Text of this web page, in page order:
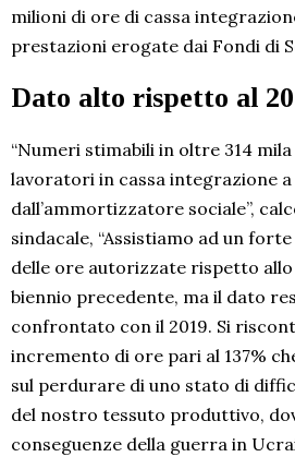
milioni di ore di cassa
prestazioni erogate dai Fondi di
Dato alto rispetto al
“Numeri stimabili in oltre 314
lavoratori in cassa integrazione
dall’ammortizzatore sociale”,
sindacale, “Assistiamo ad un
delle ore autorizzate rispetto
biennio precedente, ma il dato
confrontato con il 2019. Si
incremento di ore pari al 137%
sul perdurare di uno stato di
del nostro tessuto produttivo,
conseguenze della guerra in